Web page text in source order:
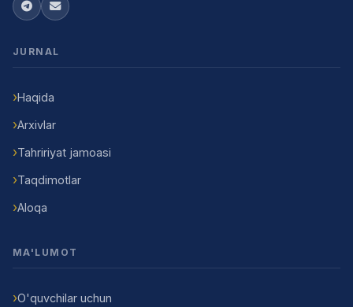
JURNAL
Haqida
Arxivlar
Tahririyat jamoasi
Taqdimotlar
Aloqa
MA'LUMOT
O'quvchilar uchun